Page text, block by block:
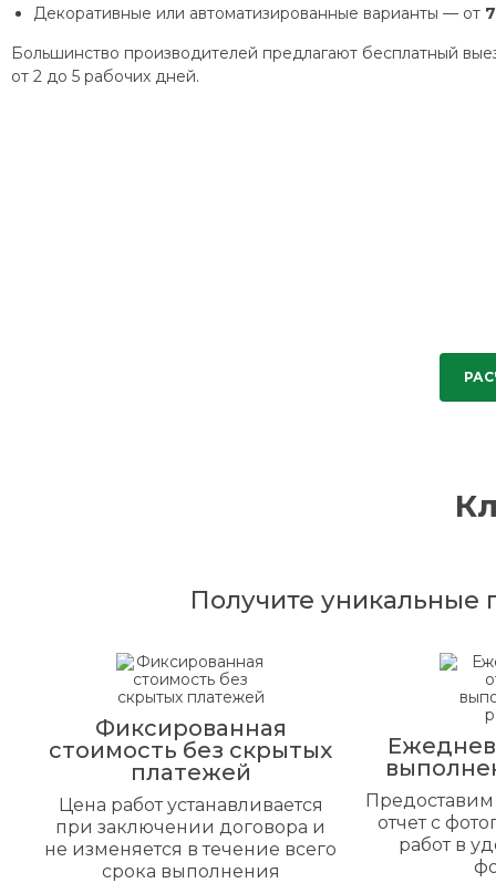
Декоративные или автоматизированные варианты — от
Большинство производителей предлагают бесплатный
от 2 до 5 рабочих дней.
Получите уникальные
Фиксированная
стоимость без скрытых
платежей
Цена работ устанавливается
при заключении договора и
не изменяется в течение всего
срока выполнения
отчет с
работ в